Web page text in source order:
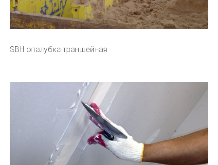
SBH опалубка траншейная